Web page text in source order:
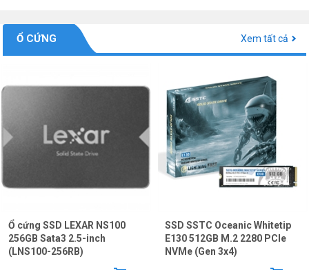
Ổ CỨNG Xem tất cả
Ổ cứng SSD LEXAR NS100
256GB Sata3 2.5-inch
(LNS100-256RB)
SSD SSTC Oceanic Whitetip
E130 512GB M.2 2280 PCIe
NVMe (Gen 3x4)